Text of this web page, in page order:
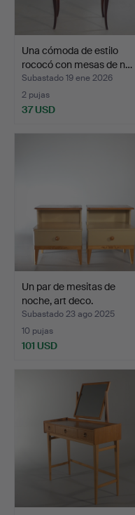
Una cómoda de estilo
rococó con mesas de n…
Subastado 19 ene 2026
2 pujas
37 USD
Un par de mesitas de
noche, art deco.
Subastado 23 ago 2025
10 pujas
101 USD